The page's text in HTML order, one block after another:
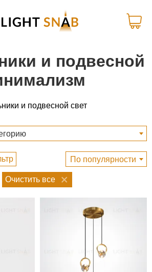
и подвесной
и подвесной свет
По популярности